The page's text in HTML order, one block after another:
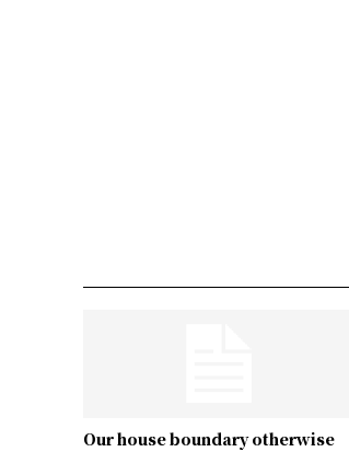
Our house boundary otherwise